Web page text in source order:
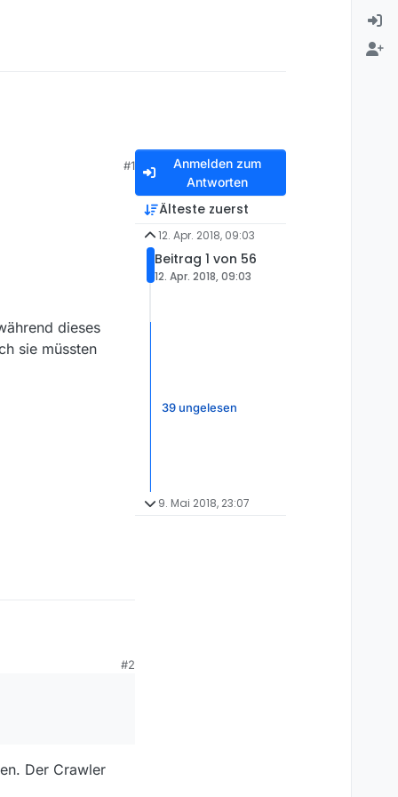
#1
dieses
sie müssten
Zeitraums im
sein.
#2
Der Crawler
Anmelden zum
Antworten
Älteste zuerst
12. Apr. 2018, 09:03
Beitrag 1 von 56
12. Apr. 2018, 09:03
39 ungelesen
9. Mai 2018, 23:07